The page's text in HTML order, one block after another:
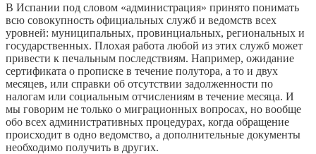
В Испании под словом «администрация» принято понимать
всю совокупность официальных служб и ведомств всех
уровней: муниципальных, провинциальных, региональных и
государственных. Плохая работа любой из этих служб может
привести к печальным последствиям. Например, ожидание
сертификата о прописке в течение полутора, а то и двух
месяцев, или справки об отсутствии задолженности по
налогам или социальным отчислениям в течение месяца. И
мы говорим не только о миграционных вопросах, но вообще
обо всех административных процедурах, когда обращение
происходит в одно ведомство, а дополнительные документы
необходимо получить в других.